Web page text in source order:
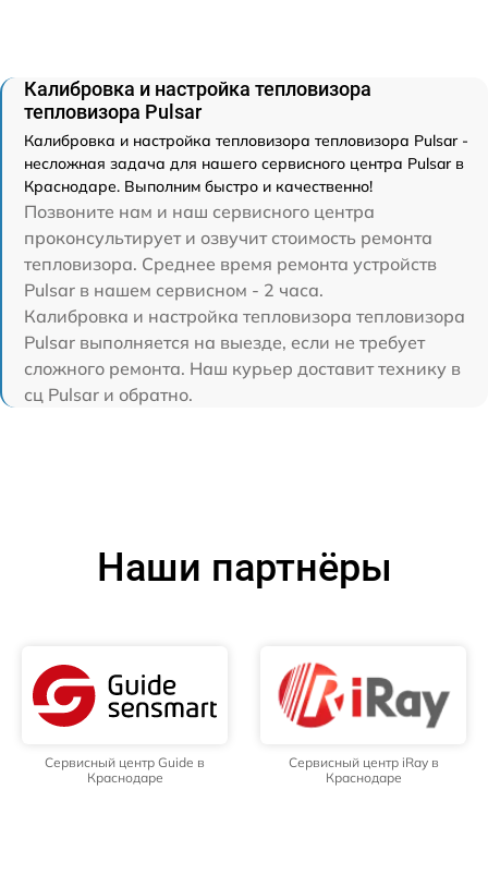
Калибровка и настройка тепловизора
тепловизора Pulsar
Калибровка и настройка тепловизора тепловизора Pulsar -
несложная задача для нашего сервисного центра Pulsar в
Краснодаре. Выполним быстро и качественно!
Позвоните нам и наш сервисного центра
проконсультирует и озвучит стоимость ремонта
тепловизора. Среднее время ремонта устройств
Pulsar в нашем сервисном - 2 часа.
Калибровка и настройка тепловизора тепловизора
Pulsar выполняется на выезде, если не требует
сложного ремонта. Наш курьер доставит технику в
сц Pulsar и обратно.
Наши партнёры
Сервисный центр Guide в
Краснодаре
Сервисный центр iRay в
Краснодаре